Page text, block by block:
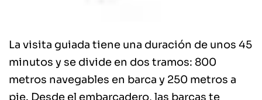
La visita guiada tiene una duración de unos 45
minutos y se divide en dos tramos: 800
metros navegables en barca y 250 metros a
pie. Desde el embarcadero, las barcas te